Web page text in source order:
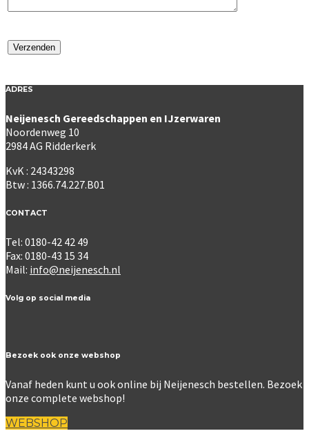
ADRES
Neijenesch Gereedschappen en IJzerwaren
Noordenweg 10
2984 AG Ridderkerk
KvK : 24343298
Btw : 1366.74.227.B01
CONTACT
Tel: 0180-42 42 49
Fax: 0180-43 15 34
Mail: info@neijenesch.nl
Volg op social media
Bezoek ook onze webshop
Vanaf heden kunt u ook online bij Neijenesch bestellen. Bezoek
onze complete webshop!
WEBSHOP